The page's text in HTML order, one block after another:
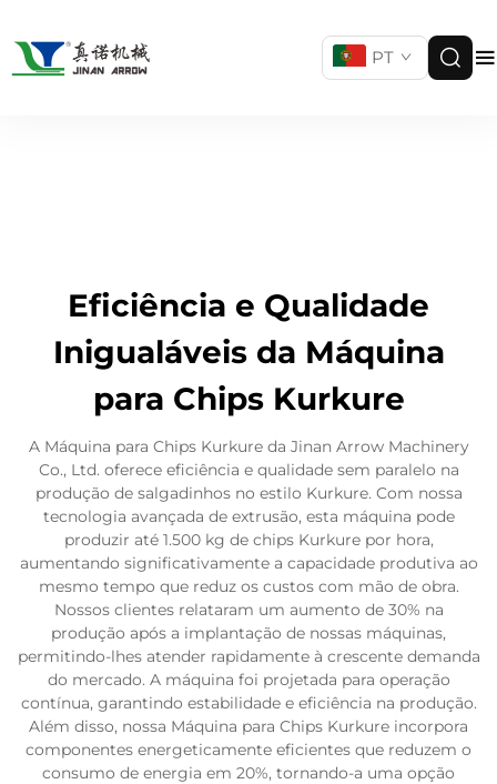
PT
Eficiência e Qualidade
Inigualáveis da Máquina
para Chips Kurkure
A Máquina para Chips Kurkure da Jinan Arrow Machinery
Co., Ltd. oferece eficiência e qualidade sem paralelo na
produção de salgadinhos no estilo Kurkure. Com nossa
tecnologia avançada de extrusão, esta máquina pode
produzir até 1.500 kg de chips Kurkure por hora,
aumentando significativamente a capacidade produtiva ao
mesmo tempo que reduz os custos com mão de obra.
Nossos clientes relataram um aumento de 30% na
produção após a implantação de nossas máquinas,
permitindo-lhes atender rapidamente à crescente demanda
do mercado. A máquina foi projetada para operação
contínua, garantindo estabilidade e eficiência na produção.
Além disso, nossa Máquina para Chips Kurkure incorpora
componentes energeticamente eficientes que reduzem o
consumo de energia em 20%, tornando-a uma opção